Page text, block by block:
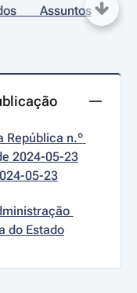
Assuntos
República n.º
2024-05-23
05-23
do Estado